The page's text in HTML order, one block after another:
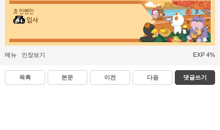
초 인벤인
입사
메뉴 인장보기 EXP 4%
목록 본문 이전 다음 댓글쓰기